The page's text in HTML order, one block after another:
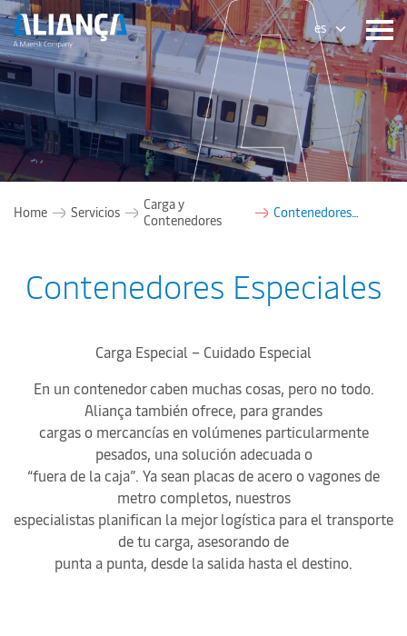
es
Home Servicios
Carga y
Contenedores
Contenedores
Contenedores Especiales
Carga Especial – Cuidado Especial
En un contenedor caben muchas cosas, pero no todo.
Aliança también ofrece, para grandes
cargas o mercancías en volúmenes particularmente
pesados, una solución adecuada o
“fuera de la caja”. Ya sean placas de acero o vagones de
metro completos, nuestros
especialistas planifican la mejor logística para el transporte
de tu carga, asesorando de
punta a punta, desde la salida hasta el destino.